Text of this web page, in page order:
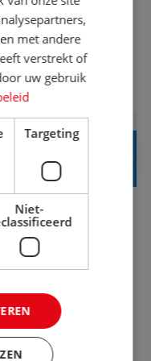
interne
hand van deze
zoals
van de data
MBO
wereld en geeft
meest
leven, hoe gaaf
die
met andere
verstrekt of
uw gebruik
Targeting
Niet-